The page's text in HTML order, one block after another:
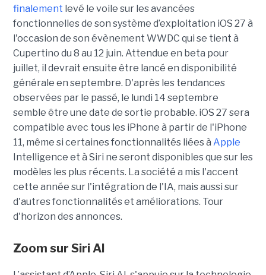
finalement levé le voile sur les avancées
fonctionnelles de son système d’exploitation iOS 27 à
l'occasion de son évènement WWDC qui se tient à
Cupertino du 8 au 12 juin. Attendue en beta pour
juillet, il devrait ensuite être lancé en disponibilité
générale en septembre. D'après les tendances
observées par le passé, le lundi 14 septembre
semble être une date de sortie probable. iOS 27 sera
compatible avec tous les iPhone à partir de l'iPhone
11, même si certaines fonctionnalités liées à Apple
Intelligence et à Siri ne seront disponibles que sur les
modèles les plus récents. La société a mis l'accent
cette année sur l'intégration de l'IA, mais aussi sur
d'autres fonctionnalités et améliorations. Tour
d'horizon des annonces.
Zoom sur Siri AI